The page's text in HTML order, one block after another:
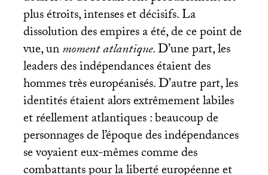
plus étroits, intenses et décisifs. La
dissolution des empires a été, de ce point de
vue, unmoment atlantique. D’une part, les
leaders des indépendances étaient des
hommes très européanisés. D’autre part, les
identités étaient alors extrêmement labiles
et réellement atlantiques : beaucoup de
personnages de l’époque des indépendances
se voyaient eux-mêmes comme des